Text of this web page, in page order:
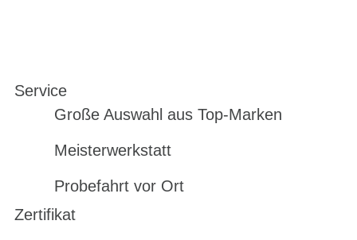
Service
Große Auswahl aus Top-Marken
Meisterwerkstatt
Probefahrt vor Ort
Zertifikat